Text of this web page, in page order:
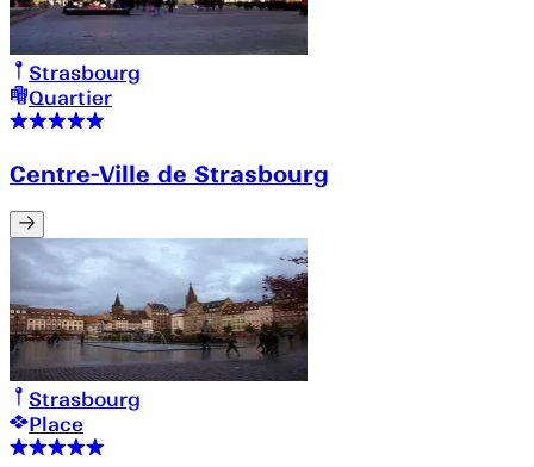
Strasbourg
Quartier
Centre-Ville de Strasbourg
Strasbourg
Place